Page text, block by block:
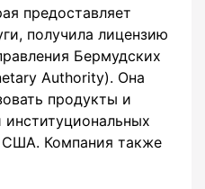
предоставляет
получила лицензию
Бермудских
Authority). Она
продукты и
США. Компания также